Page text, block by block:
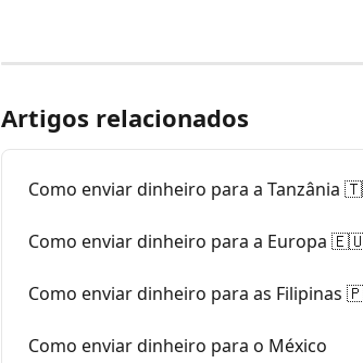
Artigos relacionados
Como enviar dinheiro para a Tanzânia
Como enviar dinheiro para a Europa
Como enviar dinheiro para as Filipinas
Como enviar dinheiro para o México